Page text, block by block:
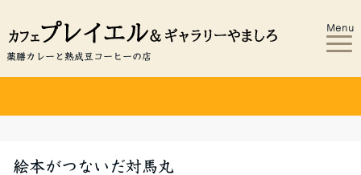
薬膳カレーと熟成豆コーヒーの店
Menu
絵本がつないだ対馬丸